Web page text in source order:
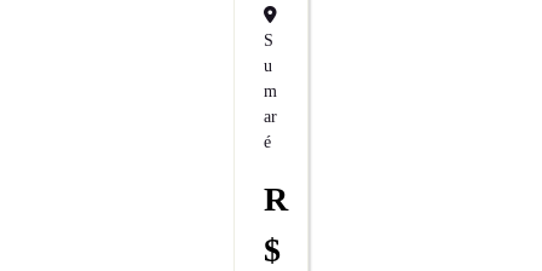
S
U
M
Ar
É
R
$